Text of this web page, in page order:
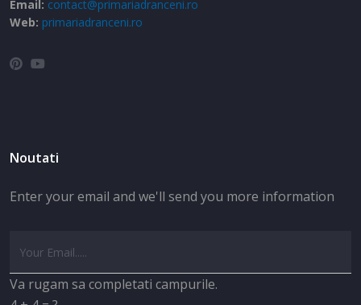
Email: contact@primariadranceni.ro
Web: primariadranceni.ro
Noutati
Enter your email and we'll send you more information
Va rugam sa completati campurile.